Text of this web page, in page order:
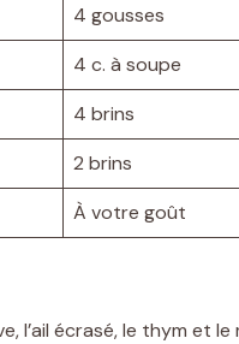
4 gousses
4 c. à soupe
4 brins
2 brins
À votre goût
l’ail écrasé, le thym et